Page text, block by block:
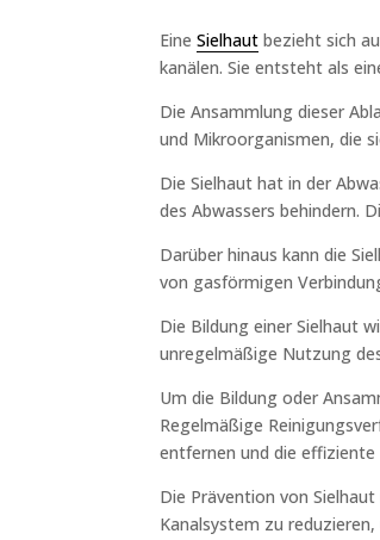
EineSielhaut bezieht sich
kanälen. Sie entsteht als
Die Ansammlung dieser
und Mikroorganismen, die
Die Sielhaut hat in der
des Abwassers behindern.
Darüber hinaus kann die
von gasförmigen
Die Bildung einer Sielhaut
unregelmäßige Nutzung
Um die Bildung oder
Regelmäßige
entfernen und die
Die Prävention von
Kanalsystem zu